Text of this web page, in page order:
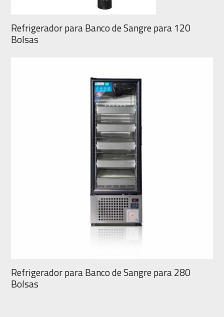
Refrigerador para Banco de Sangre para 120
Bolsas
Refrigerador para Banco de Sangre para 280
Bolsas